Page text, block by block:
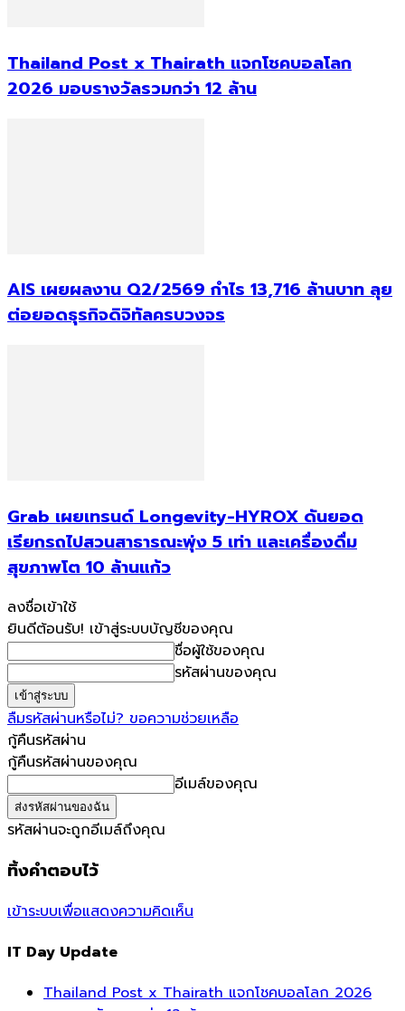
Thailand Post x Thairath แจกโชคบอลโลก
2026 มอบรางวัลรวมกว่า 12 ล้าน
AIS เผยผลงาน Q2/2569 กำไร 13,716 ล้านบาท ลุย
ต่อยอดธุรกิจดิจิทัลครบวงจร
Grab เผยเทรนด์ Longevity-HYROX ดันยอด
เรียกรถไปสวนสาธารณะพุ่ง 5 เท่า และเครื่องดื่ม
สุขภาพโต 10 ล้านแก้ว
ลงชื่อเข้าใช้
ยินดีต้อนรับ! เข้าสู่ระบบบัญชีของคุณ
ชื่อผู้ใช้ของคุณ
รหัสผ่านของคุณ
ลืมรหัสผ่านหรือไม่? ขอความช่วยเหลือ
กู้คืนรหัสผ่าน
กู้คืนรหัสผ่านของคุณ
อีเมล์ของคุณ
รหัสผ่านจะถูกอีเมล์ถึงคุณ
ทิ้งคำตอบไว้
เข้าระบบเพื่อแสดงความคิดเห็น
IT Day Update
Thailand Post x Thairath แจกโชคบอลโลก 2026